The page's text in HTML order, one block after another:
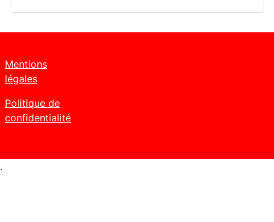
Mentions
légales
Politique de
confidentialité
.